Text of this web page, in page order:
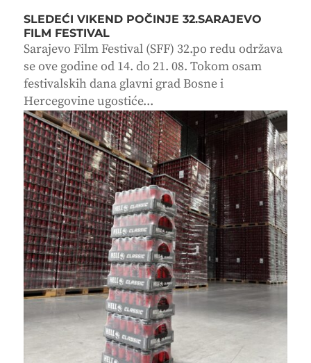
SLEDEĆI VIKEND POČINJE 32.SARAJEVO
FILM FESTIVAL
Sarajevo Film Festival (SFF) 32.po redu održava
se ove godine od 14. do 21. 08. Tokom osam
festivalskih dana glavni grad Bosne i
Hercegovine ugostiće...